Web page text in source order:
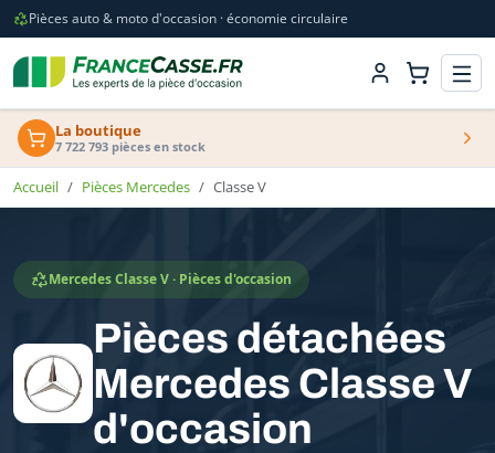
Pièces auto & moto d'occasion · économie circulaire
La boutique
7 722 793 pièces en stock
Accueil Pièces Mercedes Classe V
Mercedes Classe V · Pièces d'occasion
Pièces détachées
Mercedes Classe V
d'occasion